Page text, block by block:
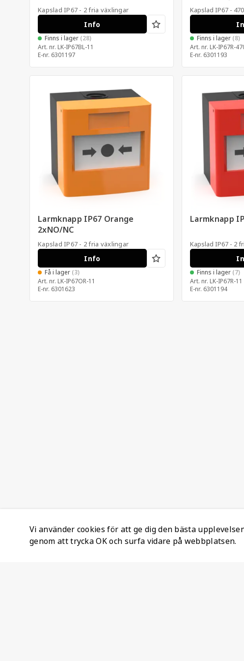
Kapslad IP67 - 2 fria växlingar
Info
Finns i lager (28)
Art. nr. LK-IP67BL-11
E-nr. 6301197
Kapslad IP67 -
Finns i lager (8)
Art. nr. LK-IP67R-
E-nr. 6301193
Larmknapp IP67 Orange
2xNO/NC
Kapslad IP67 - 2 fria växlingar
Info
Få i lager (3)
Art. nr. LK-IP67OR-11
E-nr. 6301623
Larmknapp
Kapslad IP67 - 2
Finns i lager (7)
Art. nr. LK-IP67R-11
E-nr. 6301194
Vi använder cookies för att ge dig den bästa
genom att trycka OK och surfa vidare på webbplatsen.